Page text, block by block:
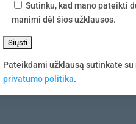
Sutinku, kad mano pateikti
manimi dėl šios užklausos.
Pateikdami užklausą sutinkate su
privatumo politika.